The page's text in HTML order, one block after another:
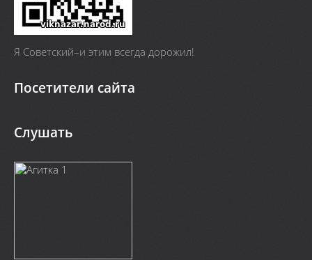
Я Cоветский–и этим всегда дорожил!
Посетители сайта
Слушать